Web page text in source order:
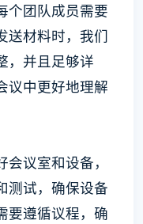
个团队成员需要
送材料时，我们
，并且足够详
议中更好地理解
议室和设备，
测试，确保设备
要遵循议程，确